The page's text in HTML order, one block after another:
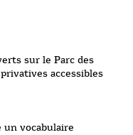
sur le Parc des
accessibles
vocabulaire